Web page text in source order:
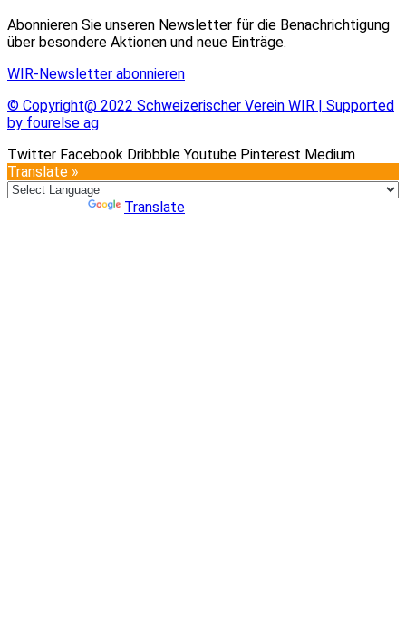
Abonnieren Sie unseren Newsletter für die Benachrichtigung
über besondere Aktionen und neue Einträge.
WIR-Newsletter abonnieren
© Copyright@ 2022 Schweizerischer Verein WIR | Supported
by fourelse ag
Twitter Facebook Dribbble Youtube Pinterest Medium
Translate »
Translate